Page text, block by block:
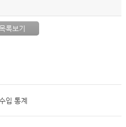
록보기
입 통계